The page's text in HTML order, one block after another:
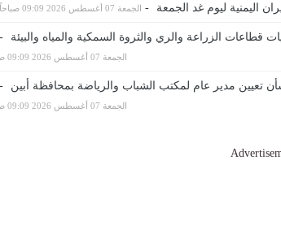
اليمنية ليوم غد الجمعة - الجمعة 07 أغسطس 2026 09:09 صباحاً
الزراعة والري والثروة السمكية والمياه والبيئة -
الجمعة 07 أغسطس 2026 09:09 صباحاً
-
الجمعة 07 أغسطس 2026 09:09 صباحاً